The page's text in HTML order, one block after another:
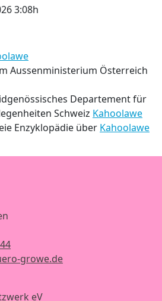
3:08h
Aussenministerium Österreich
Departement für
Schweiz Kahoolawe
Enzyklopädie über Kahoolawe
growe.de
eV